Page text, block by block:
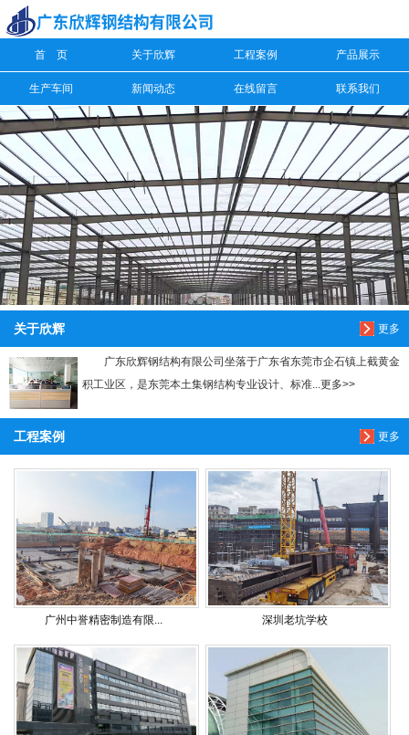
首 页 关于欣辉 工程案例 产品展示
生产车间 新闻动态 在线留言 联系我们
更多
关于欣辉
广东欣辉钢结构有限公司坐落于广东省东莞市企石镇上截黄金
积工业区，是东莞本土集钢结构专业设计、标准...更多>>
更多
工程案例
广州中誉精密制造有限... 深圳老坑学校
信息搜索
搜索